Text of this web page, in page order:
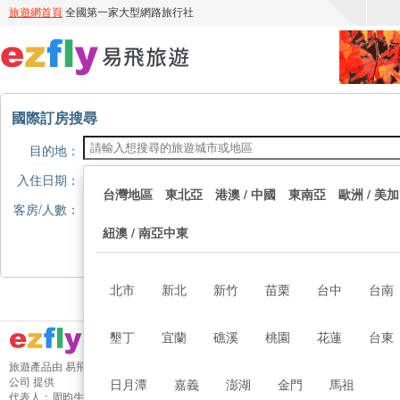
國際訂房搜尋
目的地：
台灣地區 東北亞 港澳 / 中國 東南亞 歐洲 / 美加
紐澳 / 南亞中東
北市 新北 新竹 苗栗 台中 台南
墾丁 宜蘭 礁溪 桃園 花蓮 台東
日月潭 嘉義 澎湖 金門 馬祖
入住日期：
客房/人數：